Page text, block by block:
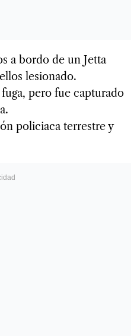
a bordo de un Jetta
lesionado.
pero fue capturado
policiaca terrestre y